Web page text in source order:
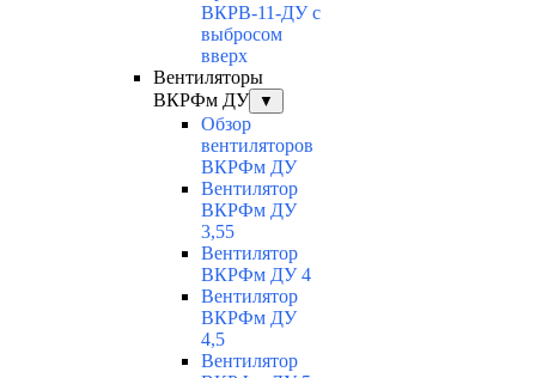
ВКРВ-11-ДУ с
выбросом
вверх
Вентиляторы
ВКРФм ДУ
▼
Обзор
вентиляторов
ВКРФм ДУ
Вентилятор
ВКРФм ДУ
3,55
Вентилятор
ВКРФм ДУ 4
Вентилятор
ВКРФм ДУ
4,5
Вентилятор